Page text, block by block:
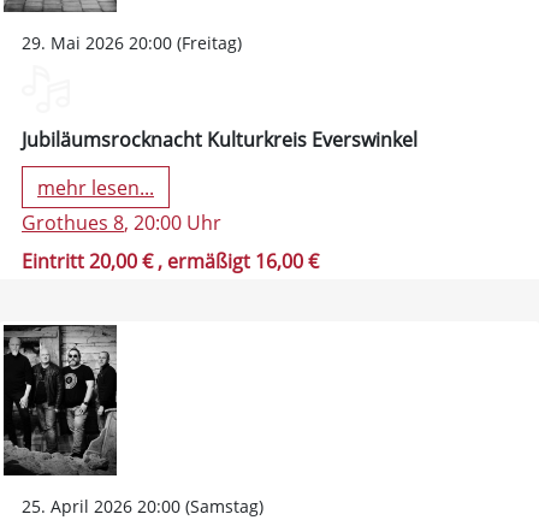
29. Mai 2026 20:00 (Freitag)
Jubiläumsrocknacht Kulturkreis Everswinkel
mehr lesen...
Grothues 8, 20:00 Uhr
Eintritt 20,00 €, ermäßigt 16,00 €
25. April 2026 20:00 (Samstag)